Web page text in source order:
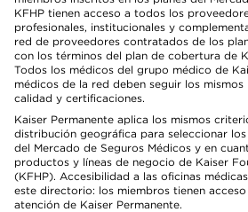
KFHP tienen acceso a todos los
profesionales, institucionales y
red de proveedores contratados de los
con los términos del plan de cobertura de
Todos los médicos del grupo médico de
médicos de la red deben seguir los
calidad y certificaciones.
Kaiser Permanente aplica los mismos
distribución geográfica para seleccionar
del Mercado de Seguros Médicos y en
productos y líneas de negocio de Kaiser
(KFHP). Accesibilidad a las oficinas
este directorio: los miembros tienen
atención de Kaiser Permanente.